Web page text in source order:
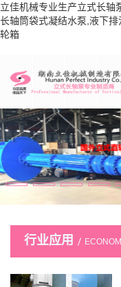
立佳机械专业生产立式长轴
长轴筒袋式凝结水泵,液下
轮箱
行业应用